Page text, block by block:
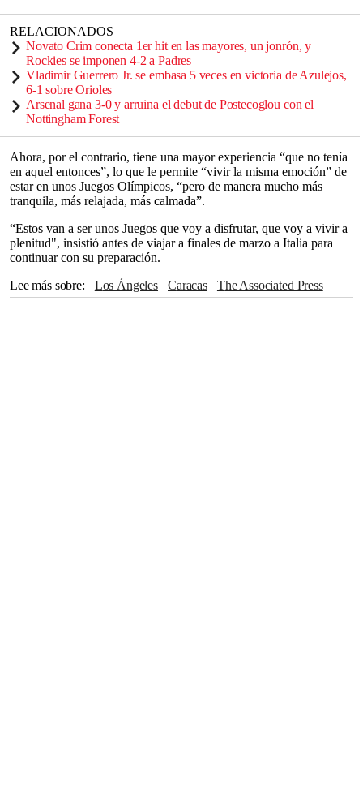
RELACIONADOS
Novato Crim conecta 1er hit en las mayores, un jonrón, y
Rockies se imponen 4-2 a Padres
Vladimir Guerrero Jr. se embasa 5 veces en victoria de Azulejos,
6-1 sobre Orioles
Arsenal gana 3-0 y arruina el debut de Postecoglou con el
Nottingham Forest
Ahora, por el contrario, tiene una mayor experiencia “que no tenía
en aquel entonces”, lo que le permite “vivir la misma emoción” de
estar en unos Juegos Olímpicos, “pero de manera mucho más
tranquila, más relajada, más calmada”.
“Estos van a ser unos Juegos que voy a disfrutar, que voy a vivir a
plenitud", insistió antes de viajar a finales de marzo a Italia para
continuar con su preparación.
Lee más sobre
Los Ángeles Caracas
The Associated Press